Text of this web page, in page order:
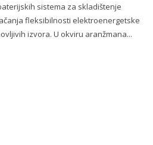
sistema za skladištenje
fleksibilnosti elektroenergetske
izvora. U okviru aranžmana...